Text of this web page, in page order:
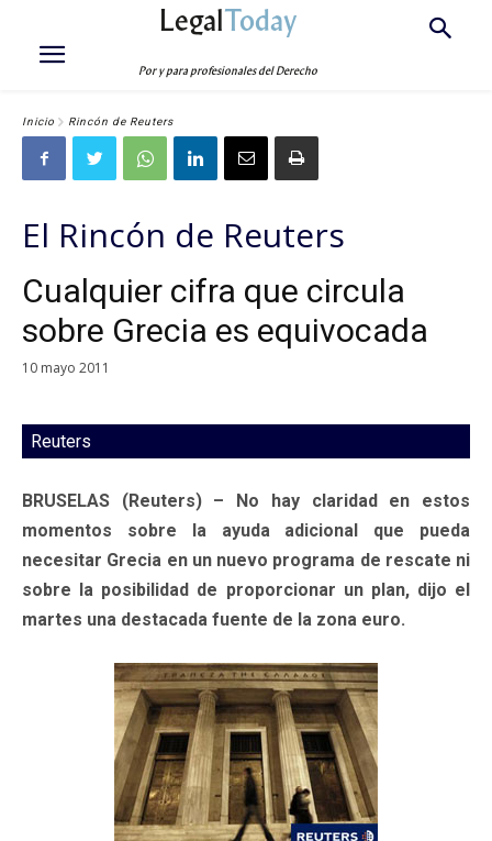
LegalToday
Por y para profesionales del Derecho
Inicio Rincón de Reuters
El Rincón de Reuters
Cualquier cifra que circula
sobre Grecia es equivocada
10 mayo 2011
Reuters
BRUSELAS (Reuters) – No hay claridad en estos
momentos sobre la ayuda adicional que pueda
necesitar Grecia en un nuevo programa de rescate ni
sobre la posibilidad de proporcionar un plan, dijo el
martes una destacada fuente de la zona euro.